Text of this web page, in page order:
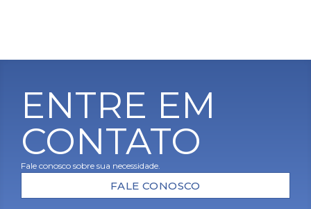
ENTRE EM
CONTATO
Fale conosco sobre sua necessidade.
FALE CONOSCO